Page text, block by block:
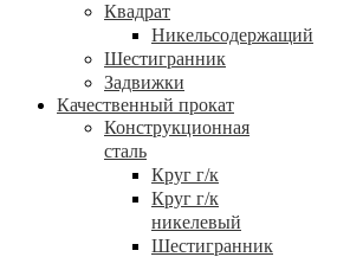
Квадрат
Никельсодержащий
Шестигранник
Задвижки
Качественный прокат
Конструкционная
сталь
Круг г/к
Круг г/к
никелевый
Шестигранник